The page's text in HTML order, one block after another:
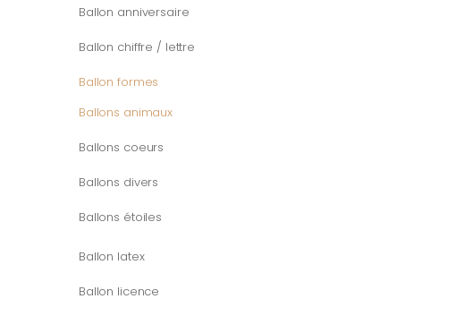
Ballon anniversaire
Ballon chiffre / lettre
Ballon formes
Ballons animaux
Ballons coeurs
Ballons divers
Ballons étoiles
Ballon latex
Ballon licence